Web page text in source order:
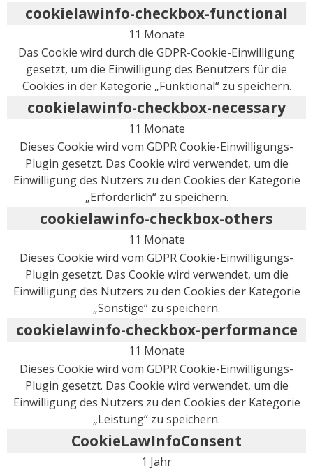
cookielawinfo-checkbox-functional
11 Monate
Das Cookie wird durch die GDPR-Cookie-Einwilligung
gesetzt, um die Einwilligung des Benutzers für die
Cookies in der Kategorie „Funktional“ zu speichern.
cookielawinfo-checkbox-necessary
11 Monate
Dieses Cookie wird vom GDPR Cookie-Einwilligungs-
Plugin gesetzt. Das Cookie wird verwendet, um die
Einwilligung des Nutzers zu den Cookies der Kategorie
„Erforderlich“ zu speichern.
cookielawinfo-checkbox-others
11 Monate
Dieses Cookie wird vom GDPR Cookie-Einwilligungs-
Plugin gesetzt. Das Cookie wird verwendet, um die
Einwilligung des Nutzers zu den Cookies der Kategorie
„Sonstige“ zu speichern.
cookielawinfo-checkbox-performance
11 Monate
Dieses Cookie wird vom GDPR Cookie-Einwilligungs-
Plugin gesetzt. Das Cookie wird verwendet, um die
Einwilligung des Nutzers zu den Cookies der Kategorie
„Leistung“ zu speichern.
CookieLawInfoConsent
1 Jahr